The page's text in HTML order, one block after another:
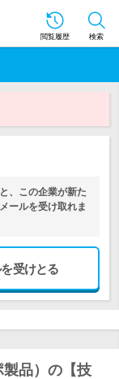
閲覧履歴 検索
、この企業が新た
ールを受け取れま
受けとる
製品）の【技